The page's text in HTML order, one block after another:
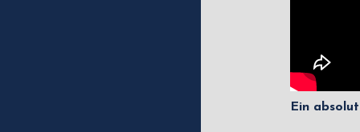
Ein